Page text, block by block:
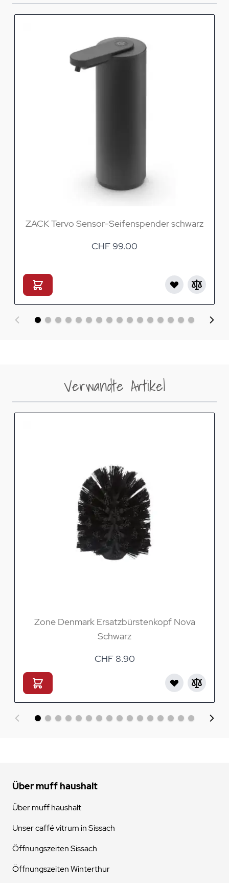
ZACK Tervo Sensor-Seifenspender schwarz
CHF 99.00
Verwandte Artikel
Zone Denmark Ersatzbürstenkopf Nova
Schwarz
CHF 8.90
Über muff haushalt
Über muff haushalt
Unser caffé vitrum in Sissach
Öffnungszeiten Sissach
Öffnungszeiten Winterthur